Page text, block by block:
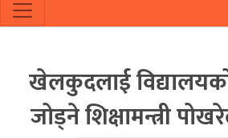
खेलकुदलाई
जोड्ने शिक्षामन्त्री